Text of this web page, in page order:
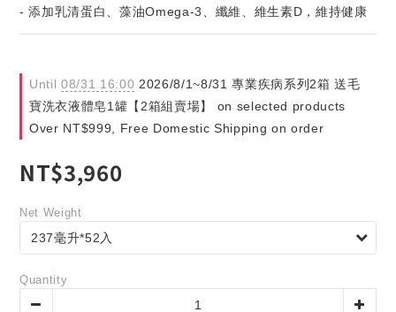
- 添加乳清蛋白、藻油Omega-3、纖維、維生素D，維持健康
Until 08/31 16:00 2026/8/1~8/31 專業疾病系列2箱 送毛
寶洗衣液體皂1罐【2箱組賣場】 on selected products
Over NT$999, Free Domestic Shipping on order
NT$3,960
Net Weight
Quantity